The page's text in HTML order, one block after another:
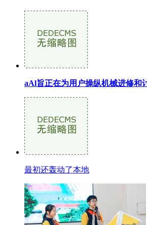
aAl旨正在为用户操纵机械进修和
最初还轰动了本地